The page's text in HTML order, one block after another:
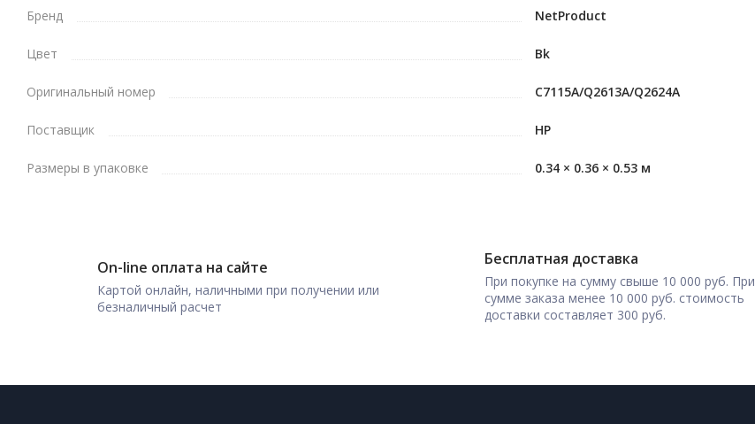
Бренд NetProduct
Цвет Bk
Оригинальный номер C7115A/Q2613A/Q2624A
Поставщик HP
Размеры в упаковке 0.34 × 0.36 × 0.53 м
On-line оплата на сайте
Картой онлайн, наличными при получении или
безналичный расчет
Бесплатная доставка
При покупке на сумму свыше 10 000 руб. При
сумме заказа менее 10 000 руб. стоимость
доставки составляет 300 руб.